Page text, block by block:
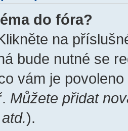
do fóra?
na
bude nutné se
vám je
Můžete přidat
).